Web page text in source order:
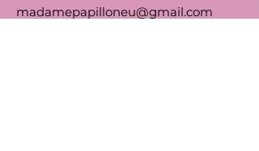
madamepapilloneu@gmail.com